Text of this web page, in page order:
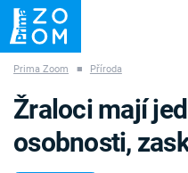
ZÁHADY VETŘELCI
Prima Zoom ■ Příroda
Žraloci mají
osobnosti,